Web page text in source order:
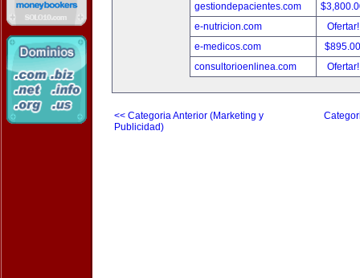
gestiondepacientes.com
e-nutricion.com
e-medicos.com
consultorioenlinea.com
<< Categoria Anterior (Marketing y
Publicidad)